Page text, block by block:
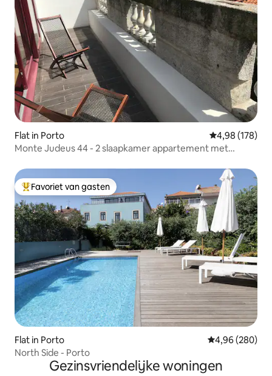
Flat in Porto Gemiddelde
4,98 (178)
Monte Judeus 44 - 2 slaapkamer appartement met
Topfavoriet van gasten
Favoriet van gasten
Flat in Porto Gemiddelde
4,96 (280)
North Side - Porto
Gezinsvriendelijke woningen